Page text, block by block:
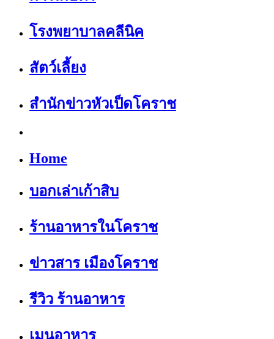
โรงพยาบาลคลีนิค
สัตว์เลี้ยง
สำนักข่าวหัวเป็ดโคราช
Home
บอกเล่าเก้าสิบ
ร้านอาหารในโคราช
ข่าวสาร เมืองโคราช
รีวิว ร้านอาหาร
เมนูอาหาร